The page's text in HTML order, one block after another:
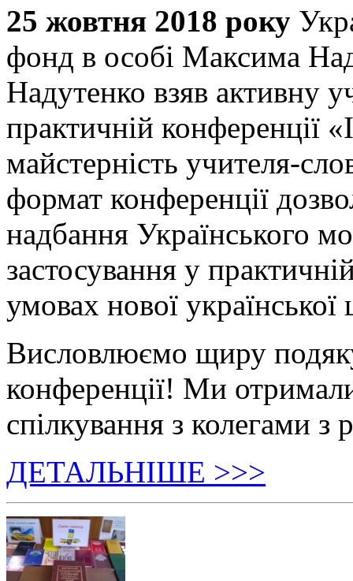
25 жовтня 2018 року
фонд в особі Максима
Надутенко взяв активну
практичній конференції
майстерність учителя-
формат конференції
надбання Українського
застосування у
умовах нової
Висловлюємо щиру
конференції! Ми
спілкування з колегами з
ДЕТАЛЬНІШЕ >>>